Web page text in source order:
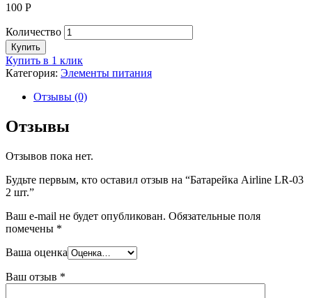
100 Р
Количество
Купить
Купить в 1 клик
Категория: Элементы питания
Отзывы (0)
Отзывы
Отзывов пока нет.
Будьте первым, кто оставил отзыв на “Батарейка Airline LR-03
2 шт.”
Ваш e-mail не будет опубликован. Обязательные поля
помечены *
Ваша оценка
Ваш отзыв *